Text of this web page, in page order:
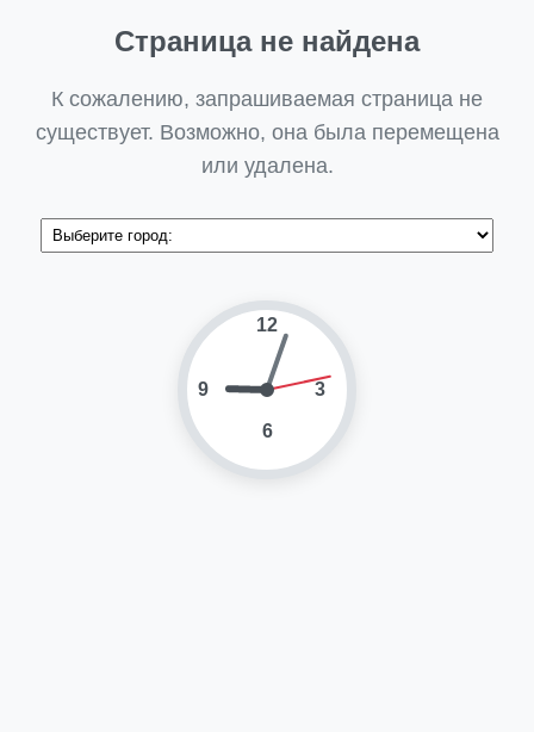
Страница не найдена
К сожалению, запрашиваемая страница не
существует. Возможно, она была перемещена
или удалена.
12
3
6
9